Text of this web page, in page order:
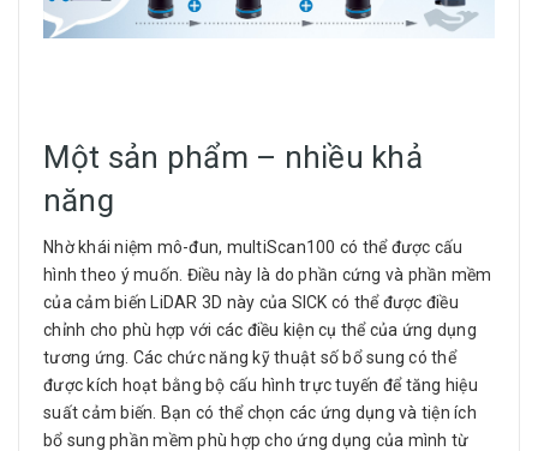
Một sản phẩm – nhiều khả
năng
Nhờ khái niệm mô-đun, multiScan100 có thể được cấu
hình theo ý muốn. Điều này là do phần cứng và phần mềm
của cảm biến LiDAR 3D này của SICK có thể được điều
chỉnh cho phù hợp với các điều kiện cụ thể của ứng dụng
tương ứng. Các chức năng kỹ thuật số bổ sung có thể
được kích hoạt bằng bộ cấu hình trực tuyến để tăng hiệu
suất cảm biến. Bạn có thể chọn các ứng dụng và tiện ích
bổ sung phần mềm phù hợp cho ứng dụng của mình từ